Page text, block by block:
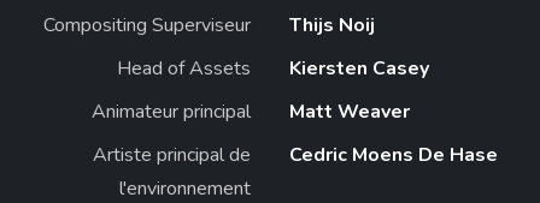
Compositing Superviseur
Thijs Noij
Head of Assets
Kiersten Casey
Animateur principal
Matt Weaver
Artiste principal de
l'environnement
Cedric Moens De Hase